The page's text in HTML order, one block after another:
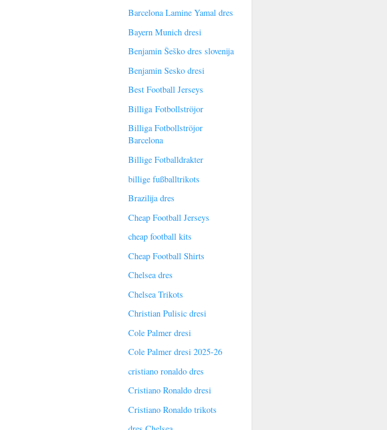
Barcelona Lamine Yamal dres
Bayern Munich dresi
Benjamin Šeško dres slovenija
Benjamin Sesko dresi
Best Football Jerseys
Billiga Fotbollströjor
Billiga Fotbollströjor
Barcelona
Billige Fotballdrakter
billige fußballtrikots
Brazilija dres
Cheap Football Jerseys
cheap football kits
Cheap Football Shirts
Chelsea dres
Chelsea Trikots
Christian Pulisic dresi
Cole Palmer dresi
Cole Palmer dresi 2025-26
cristiano ronaldo dres
Cristiano Ronaldo dresi
Cristiano Ronaldo trikots